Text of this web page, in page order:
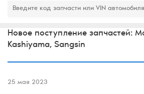
Новое поступление запчастей:
Kashiyama, Sangsin
25 мая 2023